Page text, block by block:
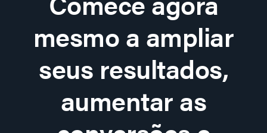
mesmo a ampliar
seus resultados,
aumentar as